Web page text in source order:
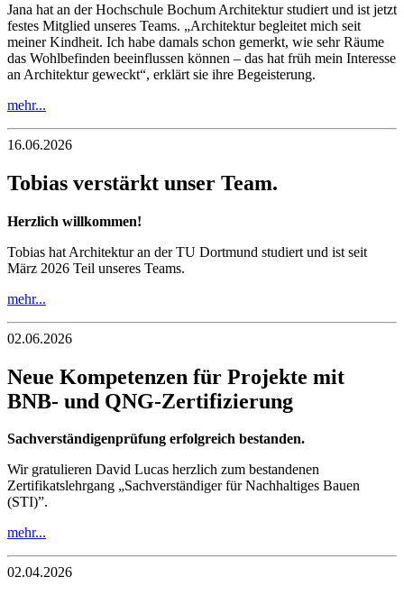
Jana hat an der Hochschule Bochum Architektur studiert und ist jetzt
festes Mitglied unseres Teams. „Architektur begleitet mich seit
meiner Kindheit. Ich habe damals schon gemerkt, wie sehr Räume
das Wohlbefinden beeinflussen können – das hat früh mein Interesse
an Architektur geweckt“, erklärt sie ihre Begeisterung.
mehr...
16.06.2026
Tobias verstärkt unser Team.
Herzlich willkommen!
Tobias hat Architektur an der TU Dortmund studiert und ist seit
März 2026 Teil unseres Teams.
mehr...
02.06.2026
Neue Kompetenzen für Projekte mit
BNB- und QNG-Zertifizierung
Sachverständigenprüfung erfolgreich bestanden.
Wir gratulieren David Lucas herzlich zum bestandenen
Zertifikatslehrgang „Sachverständiger für Nachhaltiges Bauen
(STI)”.
mehr...
02.04.2026